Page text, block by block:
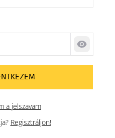
Jelszó
a jelszavam
Regisztráljon!